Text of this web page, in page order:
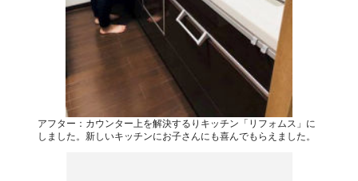
アフター：カウンター上を解決するりキッチン「リフォムス」に
しました。新しいキッチンにお子さんにも喜んでもらえました。